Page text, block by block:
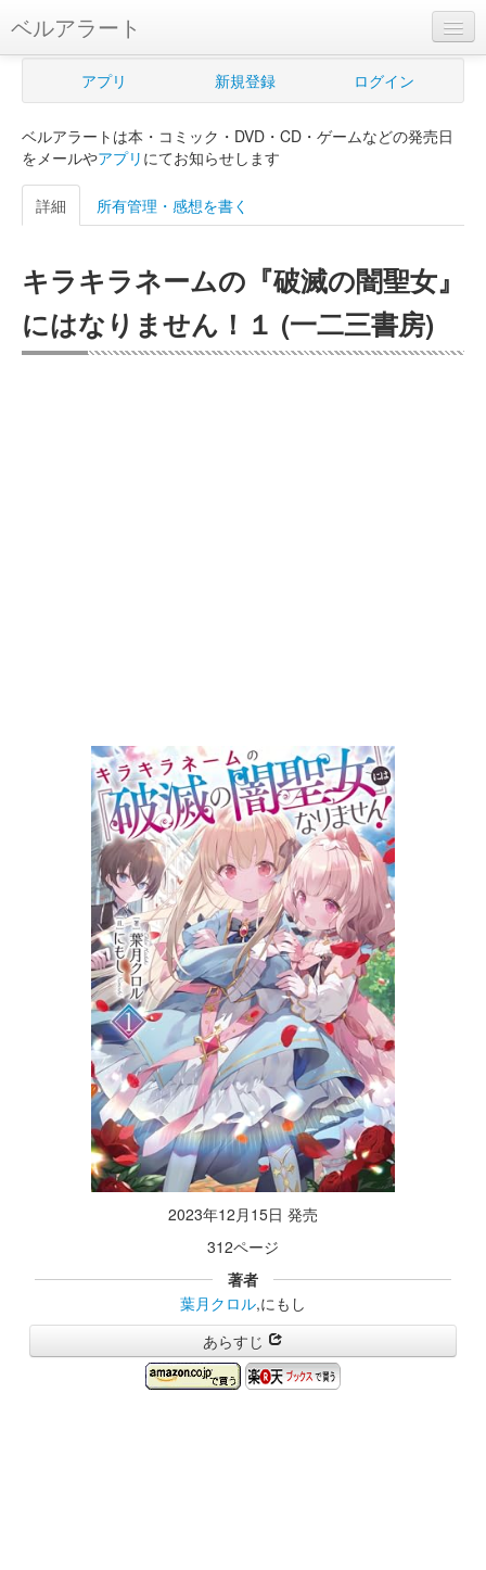
ベルアラート
ベルアラートとは
新規登録
ログイン
購入管理
Myシェルフ
アプリ 新規登録 ログイン
ベルアラートは本・コミック・DVD・CD・ゲームなどの発売日
をメールやアプリ にてお知らせします
詳細 所有管理・感想を書く
キラキラネームの『破滅の闇聖女』
にはなりません！１ (一二三書房)
2023年12月15日 発売
312ページ
著者
葉月クロル,にもし
あらすじ